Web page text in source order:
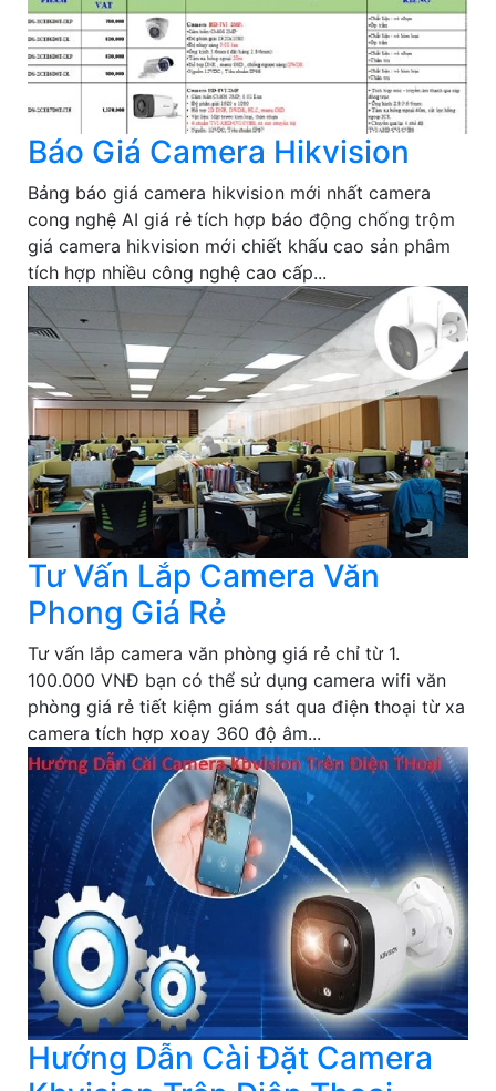
Báo Giá Camera Hikvision
Bảng báo giá camera hikvision mới nhất camera
cong nghệ AI giá rẻ tích hợp báo động chống trộm
giá camera hikvision mới chiết khấu cao sản phâm
tích hợp nhiều công nghệ cao cấp...
Tư Vấn Lắp Camera Văn
Phong Giá Rẻ
Tư vấn lắp camera văn phòng giá rẻ chỉ từ 1.
100.000 VNĐ bạn có thể sử dụng camera wifi văn
phòng giá rẻ tiết kiệm giám sát qua điện thoại từ xa
camera tích hợp xoay 360 độ âm...
Hướng Dẫn Cài Đặt Camera